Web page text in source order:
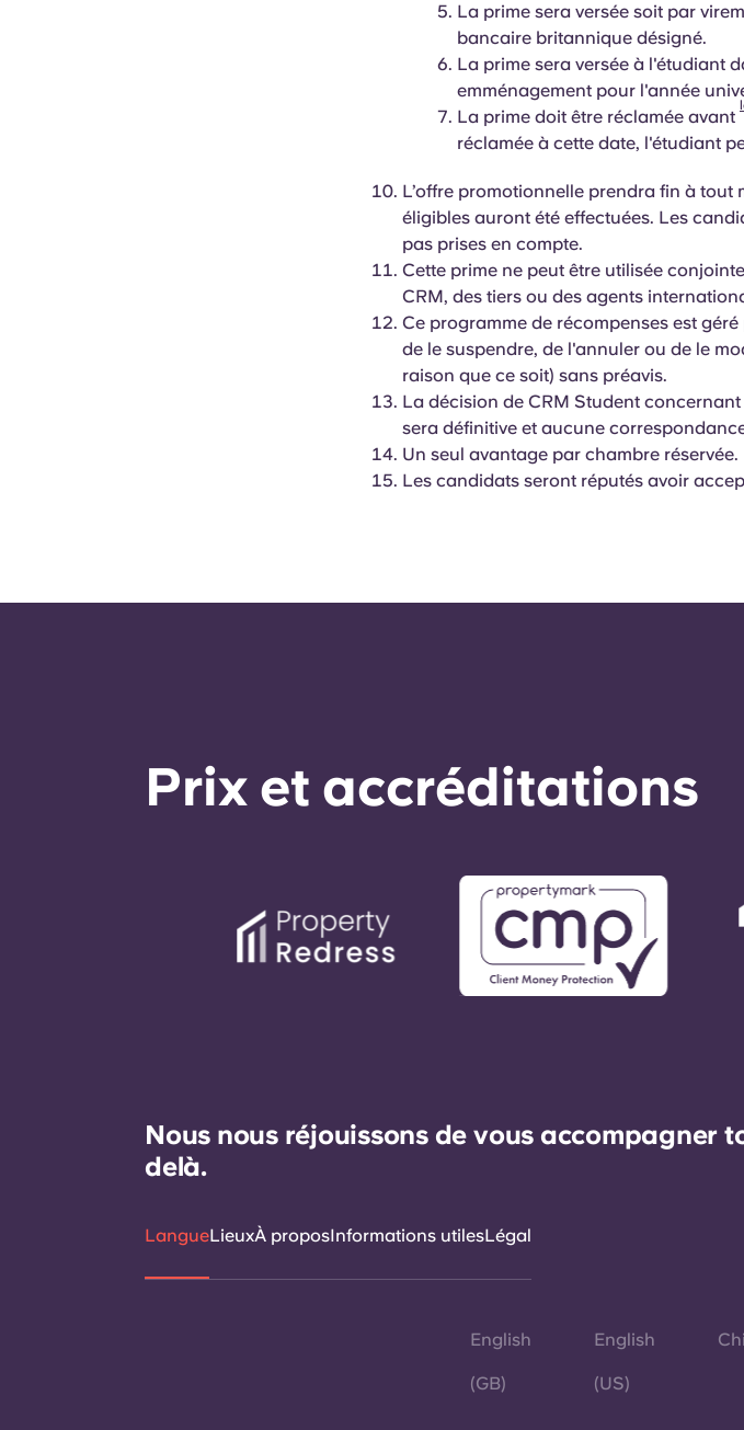
La prime sera versée soit par
bancaire britannique désigné.
La prime sera versée à l'étudiant
emménagement pour l'année
La prime doit être réclamée avant
réclamée à cette date, l'étudiant
L’offre promotionnelle prendra fin à tout
éligibles auront été effectuées. Les
pas prises en compte.
Cette prime ne peut être utilisée
CRM, des tiers ou des agents
Ce programme de récompenses est
de le suspendre, de l'annuler ou de le
raison que ce soit) sans préavis.
La décision de CRM Student
sera définitive et aucune
Un seul avantage par chambre réservée.
Les candidats seront réputés avoir
Prix ​​et accréditations
Nous nous réjouissons de vous accompagner
delà.
LangueLieuxÀ proposInformations utilesLégal
English
(GB)
English
(US)